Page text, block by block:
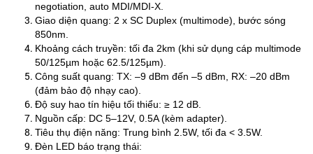
negotiation, auto MDI/MDI-X.
Giao diện quang: 2 x SC Duplex (multimode), bước sóng
850nm.
Khoảng cách truyền: tối đa 2km (khi sử dụng cáp multimode
50/125µm hoặc 62.5/125µm).
Công suất quang: TX: –9 dBm đến –5 dBm, RX: –20 dBm
(đảm bảo độ nhạy cao).
Độ suy hao tín hiệu tối thiểu: ≥ 12 dB.
Nguồn cấp: DC 5–12V, 0.5A (kèm adapter).
Tiêu thụ điện năng: Trung bình 2.5W, tối đa < 3.5W.
Đèn LED báo trạng thái: